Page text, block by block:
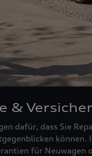
&
dafür, dass Sie
können.
für Neuwagen